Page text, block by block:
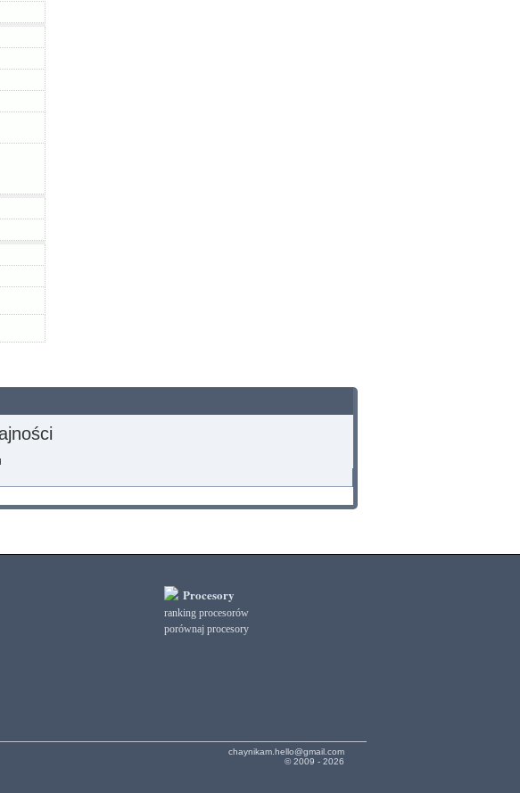
Procesory
ranking procesorów
porównaj procesory
chaynikam.hello@gmail.com
© 2009 - 2026